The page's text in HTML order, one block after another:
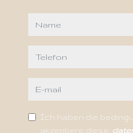
name
telefon
e-mail
Ich haben die
akzeptiere diese.